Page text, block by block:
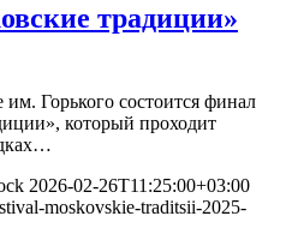
традиции»
им. Горького состоится финал
который проходит
2026-02-26T11:25:00+03:00
moskovskie-traditsii-2025-